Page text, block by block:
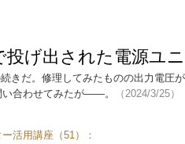
投げ出された電源ユ
きだ。修理してみたものの出力電圧
い合わせてみたが――。
（2024/3/25）
活用講座（51）：